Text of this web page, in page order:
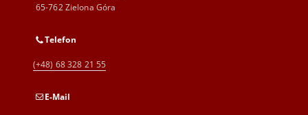
65-762 Zielona Góra
Telefon
(+48) 68 328 21 55
E-Mail